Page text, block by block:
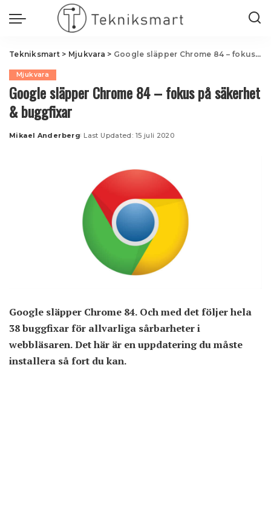
Tekniksmart> Mjukvara > Google släpper Chrome 84 – fokus på säkerhet & buggfixar
Mjukvara
Google släpper Chrome 84 – fokus på säkerhet
& buggfixar
Posted
Mikael Anderberg Last Updated: 15 juli 2020
Google släpper Chrome 84. Och med det följer hela
38 buggfixar för allvarliga sårbarheter i
webbläsaren. Det här är en uppdatering du måste
installera så fort du kan.